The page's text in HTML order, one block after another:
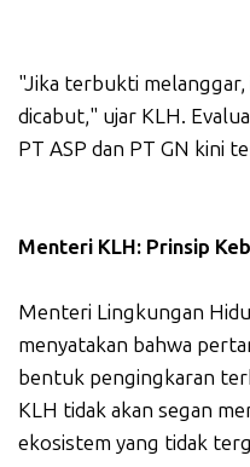
"Jika terbukti
dicabut," ujar KLH.
PT ASP dan PT GN kini
Menteri KLH: Prinsip
Menteri Lingkungan
menyatakan bahwa
bentuk pengingkaran
KLH tidak akan segan
ekosistem yang tidak